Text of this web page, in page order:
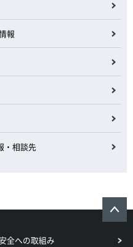
報
・相談先
全への取組み